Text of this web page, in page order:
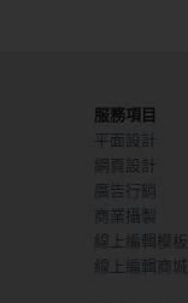
服務項目
平面設計
網頁設計
廣告行銷
商業攝製
線上編輯模板
線上編輯商城